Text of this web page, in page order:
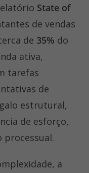
State of
de vendas
de 35% do
ativa,
tarefas
de
estrutural,
de esforço,
processual.
a